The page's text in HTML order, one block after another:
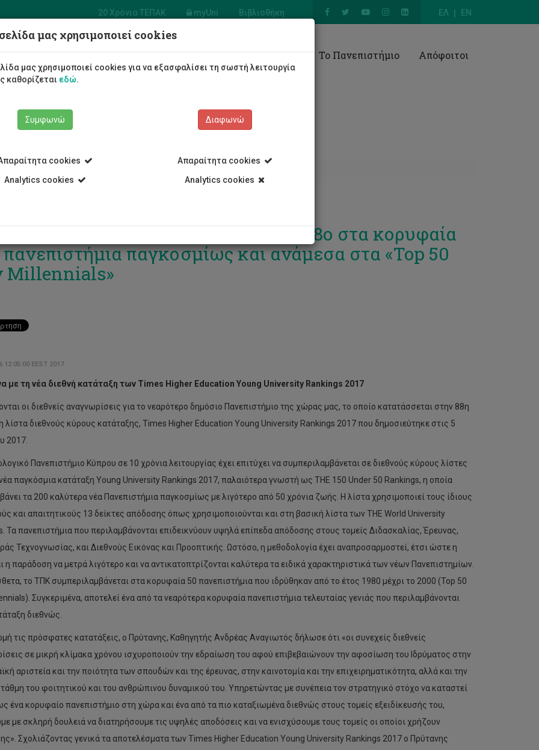
ΕΛ EN
20 Χρόνια ΤΕΠΑΚ myUni Βιβλιοθήκη
Φοιτητές/τριες Σπουδές Έρευνα Το Πανεπιστήμιο Απόφοιτοι
Πανεπιστήμιο Κύπρου 88ο στα κορυφαία
παγκοσμίως και ανάμεσα στα «Top 50
Millennials»
12:05:00 EEST 2017
με τη νέα διεθνή κατάταξη των Times Higher Education Young University Rankings 2017
οι διεθνείς αναγνωρίσεις για το νεαρότερο δημόσιο Πανεπιστήμιο της χώρας μας, το οποίο κατατάσσεται στην 88η
λίστα διεθνούς κύρους κατάταξης, Times Higher Education Young University Rankings 2017 που δημοσιεύτηκε στις 5
2017.
Πανεπιστήμιο Κύπρου σε 10 χρόνια λειτουργίας έχει επιτύχει να συμπεριλαμβάνεται σε διεθνούς κύρους λίστες
παγκόσμια κατάταξη Young University Rankings 2017, παλαιότερα γνωστή ως THE 150 Under 50 Rankings, η οποία
τα 200 καλύτερα νέα Πανεπιστήμια παγκοσμίως με λιγότερο από 50 χρόνια ζωής. Η λίστα χρησιμοποιεί τους ίδιους
και απαιτητικούς 13 δείκτες απόδοσης όπως χρησιμοποιούνται και στη βασική λίστα των THE World University
Τα πανεπιστήμια που περιλαμβάνονται επιδεικνύουν υψηλά επίπεδα απόδοσης στους τομείς Διδασκαλίας, Έρευνας,
Τεχνογνωσίας, και Διεθνούς Εικόνας και Προοπτικής. Ωστόσο, η μεθοδολογία έχει αναπροσαρμοστεί, έτσι ώστε η
η παράδοση να μετρά λιγότερο και να αντικατοπτρίζονται καλύτερα τα ειδικά χαρακτηριστικά των νέων Πανεπιστημίων.
το ΤΠΚ συμπεριλαμβάνεται στα κορυφαία 50 πανεπιστήμια που ιδρύθηκαν από το έτος 1980 μέχρι το 2000 (Top 50
Συγκεριμένα, αποτελεί ένα από τα νεαρότερα κορυφαία πανεπιστήμια τελευταίας γενιάς που περιλαμβάνονται
διεθνώς.
τις πρόσφατες κατατάξεις, ο Πρύτανης, Καθηγητής Ανδρέας Αναγιωτός δήλωσε ότι «οι συνεχείς διεθνείς
σε μικρή κλίμακα χρόνου ισχυροποιούν την εδραίωση του αφού επιβεβαιώνουν την αφοσίωση του Ιδρύματος στην
αριστεία και την ποιότητα των σπουδών και της έρευνας, στην καινοτομία και την επιχειρηματικότητα, αλλά και την
του φοιτητικού και του ανθρώπινου δυναμικού του. Υπηρετώντας με συνέπεια τον στρατηγικό στόχο να καταστεί
ένα κορυφαίο πανεπιστήμιο στη χώρα και ένα από τα πιο καταξιωμένα διεθνώς στους τομείς εξειδίκευσής του,
με σκληρή δουλειά να διατηρήσουμε τις υψηλές αποδόσεις και να ενισχύσουμε τους τομείς οι οποίοι χρήζουν
Σχολιάζοντας γενικά τα αποτελέσματα των Times Higher Education Young University Rankings 2017 ο Πρύτανης
μας χρησιμοποιεί cookies
μας χρησιμοποιεί cookies για να εξασφαλίσει τη σωστή λειτουργία
καθορίζεται εδώ.
Συμφωνώ
cookies
Analytics cookies
Διαφωνώ
Απαραίτητα cookies
Analytics cookies